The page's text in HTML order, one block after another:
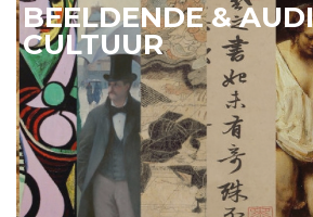
BEELDENDE &
CULTUUR